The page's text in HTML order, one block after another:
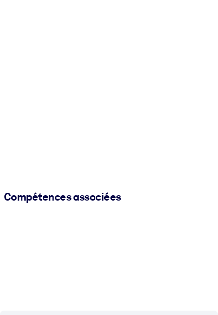
Compétences associées